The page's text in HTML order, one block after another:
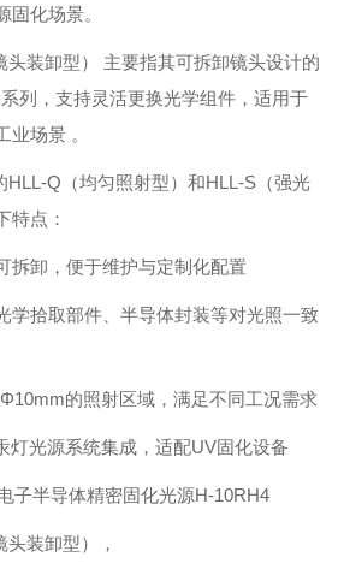
固化场景。
头装卸型）‌ 主要指其可拆卸镜头设计的
列，支持灵活更换光学组件，适用于
场景 。
HLL-Q（均匀照射型）和HLL-S（强光
特点：
拆卸，便于维护与定制化配置
学拾取部件、半导体封装等对光照一致
的照射区域，满足不同工况需求
灯光源系统集成，适配UV固化设备
装卸型），